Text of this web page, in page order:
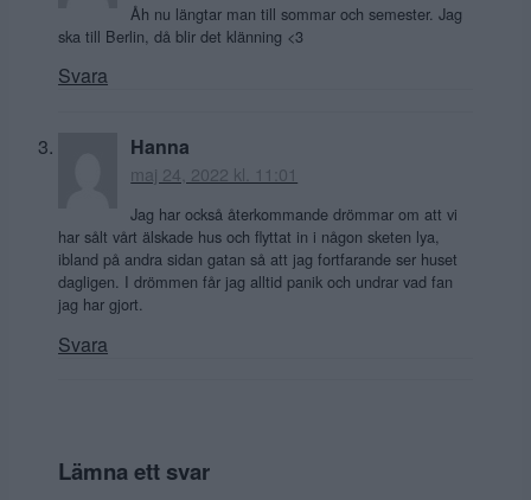
Åh nu längtar man till sommar och semester. Jag
ska till Berlin, då blir det klänning <3
Svara
Hanna
maj 24, 2022 kl. 11:01
Jag har också återkommande drömmar om att vi
har sålt vårt älskade hus och flyttat in i någon sketen lya,
ibland på andra sidan gatan så att jag fortfarande ser huset
dagligen. I drömmen får jag alltid panik och undrar vad fan
jag har gjort.
Svara
Lämna ett svar